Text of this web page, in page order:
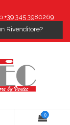
+39 345 3980269
Rivenditore?
0